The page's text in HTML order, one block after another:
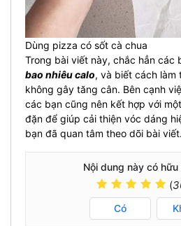
Dùng pizza có sốt cà chua
Trong bài viết này, chắc hẳn các
bao nhiêu calo, và biết cách làm
không gây tăng cân. Bên cạnh
các bạn cũng nên kết hợp với
đặn để giúp cải thiện vóc dáng
bạn đã quan tâm theo dõi bài viết.
Nội dung này có hữu
(
Có